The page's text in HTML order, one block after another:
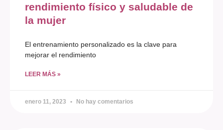
rendimiento físico y saludable de
la mujer
El entrenamiento personalizado es la clave para
mejorar el rendimiento
LEER MÁS »
enero 11, 2023 No hay comentarios